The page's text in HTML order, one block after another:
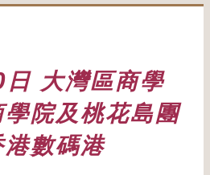
大灣區商學
院及桃花島團
數碼港